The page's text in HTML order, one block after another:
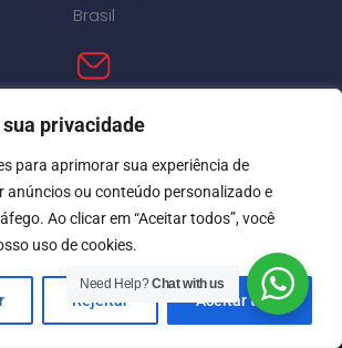
privacidade
para aprimorar sua experiência de
anúncios ou conteúdo personalizado e
Ao clicar em “Aceitar todos”, você
uso de cookies.
Rejeitar Aceitar tudo
Brasil
2026. Todos os direitos reservados.
Need Help?Chat with us